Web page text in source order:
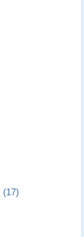
(17)